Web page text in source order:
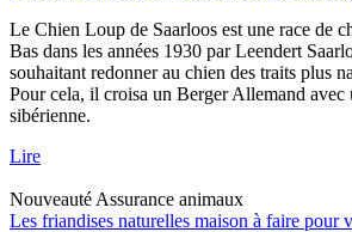
Le Chien Loup de Saarloos est une race de
Bas dans les années 1930 par Leendert
souhaitant redonner au chien des traits plus
Pour cela, il croisa un Berger Allemand avec
sibérienne.
Lire
Nouveauté Assurance animaux
Les friandises naturelles maison à faire pour